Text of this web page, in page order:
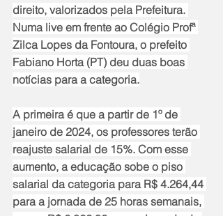
direito, valorizados pela Prefeitura.
Numa live em frente ao Colégio Profª
Zilca Lopes da Fontoura, o prefeito
Fabiano Horta (PT) deu duas boas
notícias para a categoria.
A primeira é que a partir de 1º de
janeiro de 2024, os professores terão
reajuste salarial de 15%. Com esse
aumento, a educação sobe o piso
salarial da categoria para R$ 4.264,44
para a jornada de 25 horas semanais,